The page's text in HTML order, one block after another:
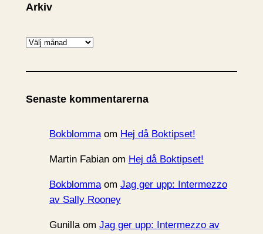
Arkiv
A
k
v
Senaste kommentarerna
Bokblommaom Hej då Boktipset!
Martin Fabianom Hej då Boktipset!
Bokblommaom Jag ger upp: Intermezzo
av Sally Rooney
Gunillaom Jag ger upp: Intermezzo av